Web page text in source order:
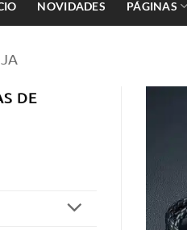
NOVIDADES PÁGINAS
DE